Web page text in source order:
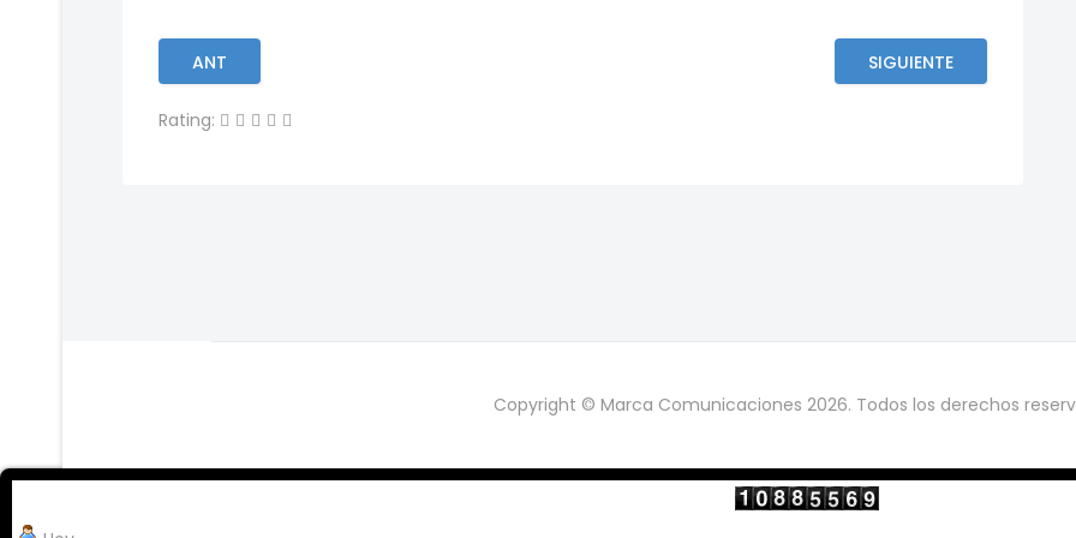
ANT SIGUIENTE
Rating:
Copyright © Marca Comunicaciones 2026. Todos los derechos